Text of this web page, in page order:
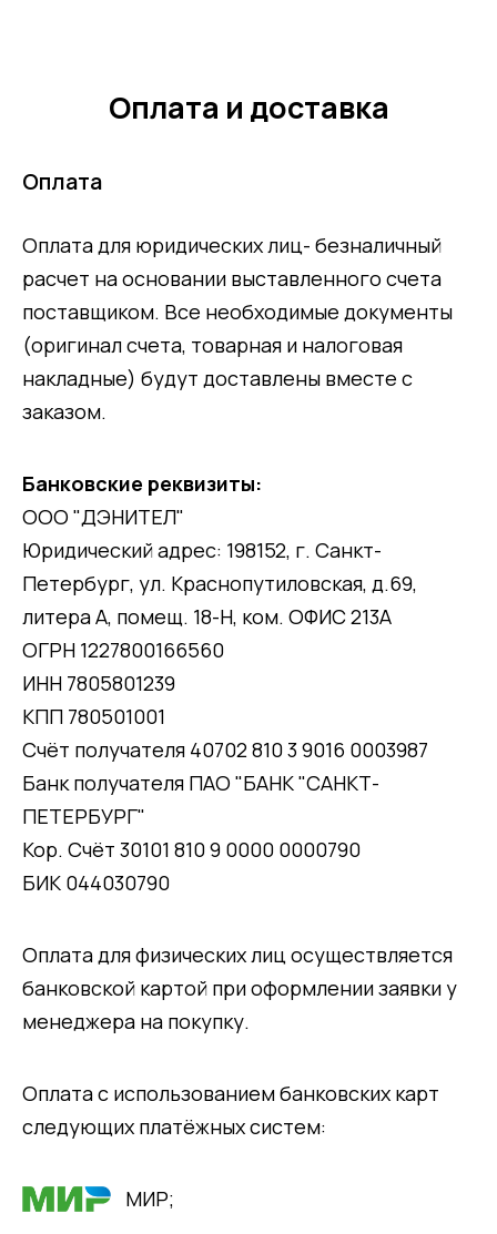
Оплата и доставка
Оплата
Оплата для юридических лиц- безналичный
расчет на основании выставленного счета
поставщиком. Все необходимые документы
(оригинал счета, товарная и налоговая
накладные) будут доставлены вместе с
заказом.
Банковские реквизиты:
ООО "ДЭНИТЕЛ"
Юридический адрес: 198152, г. Санкт-
Петербург, ул. Краснопутиловская, д.69,
литера А, помещ. 18-Н, ком. ОФИС 213А
ОГРН 1227800166560
ИНН 7805801239
КПП 780501001
Счёт получателя 40702 810 3 9016 0003987
Банк получателя ПАО "БАНК "САНКТ-
ПЕТЕРБУРГ"
Кор. Счёт 30101 810 9 0000 0000790
БИК 044030790
Оплата для физических лиц осуществляется
банковской картой при оформлении заявки у
менеджера на покупку.
Оплата с использованием банковских карт
следующих платёжных систем:
МИР;